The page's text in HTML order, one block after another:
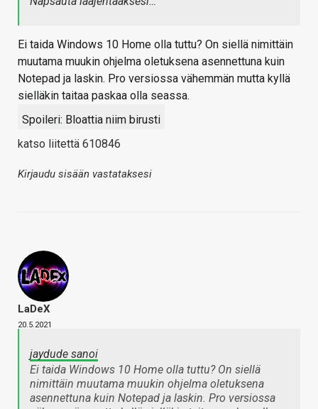
Ei taida Windows 10 Home olla tuttu? On siellä nimittäin
muutama muukin ohjelma oletuksena asennettuna kuin
Notepad ja laskin. Pro versiossa vähemmän mutta kyllä
sielläkin taitaa paskaa olla seassa.
Spoileri: Bloattia niim birusti
katso liitettä 610846
Kirjaudu sisään vastataksesi
LaDeX
20.5.2021
jaydude sanoi
Ei taida Windows 10 Home olla tuttu? On siellä
nimittäin muutama muukin ohjelma oletuksena
asennettuna kuin Notepad ja laskin. Pro versiossa